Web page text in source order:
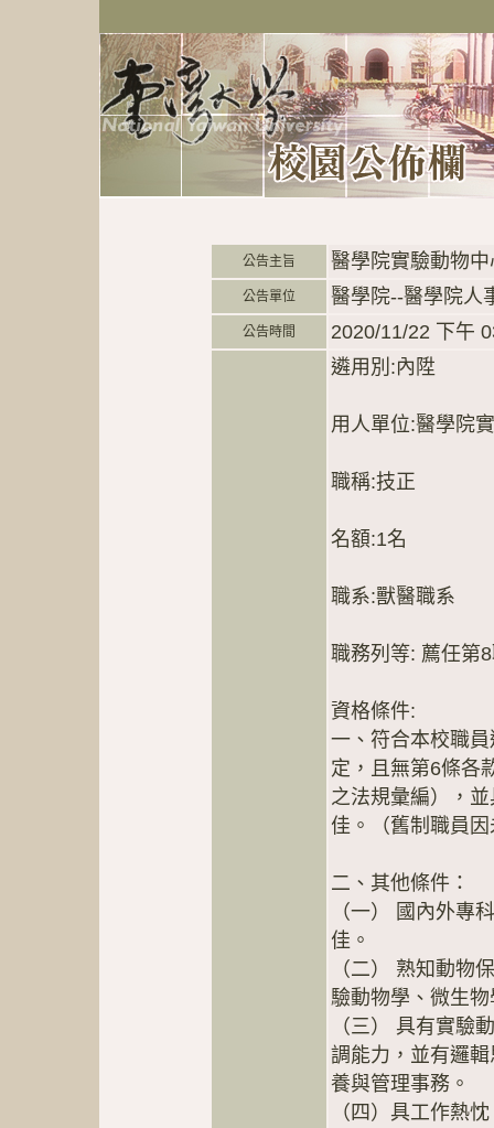
公告主旨 醫學院實驗動物
公告單位 醫學院--醫學院人
公告時間 2020/11/22 下午
遴用別:內陞
用人單位:醫學院
職稱:技正
名額:1名
職系:獸醫職系
職務列等: 薦任第
資格條件:
一、符合本校職
定，且無第6條各
之法規彙編），
佳。（舊制職員
二、其他條件：
（一） 國內外專
佳。
（二） 熟知動物
驗動物學、微生
（三） 具有實驗
調能力，並有邏
養與管理事務。
（四）具工作熱